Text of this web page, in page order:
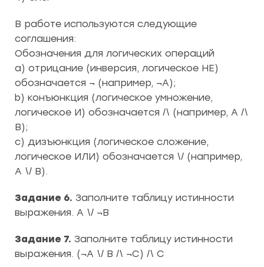
В работе используются следующие
соглашения:
Обозначения для логических операций
a) отрицание (инверсия, логическое НЕ)
обозначается ¬ (например, ¬А);
b) конъюнкция (логическое умножение,
логическое И) обозначается /\ (например, А /\
В);
c) дизъюнкция (логическое сложение,
логическое ИЛИ) обозначается \/ (например,
А \/ В).
Задание 6. Заполните таблицу истинности
выражения. A \/ ¬B
Задание 7. Заполните таблицу истинности
выражения. (¬A \/ B /\ ¬C) /\ C